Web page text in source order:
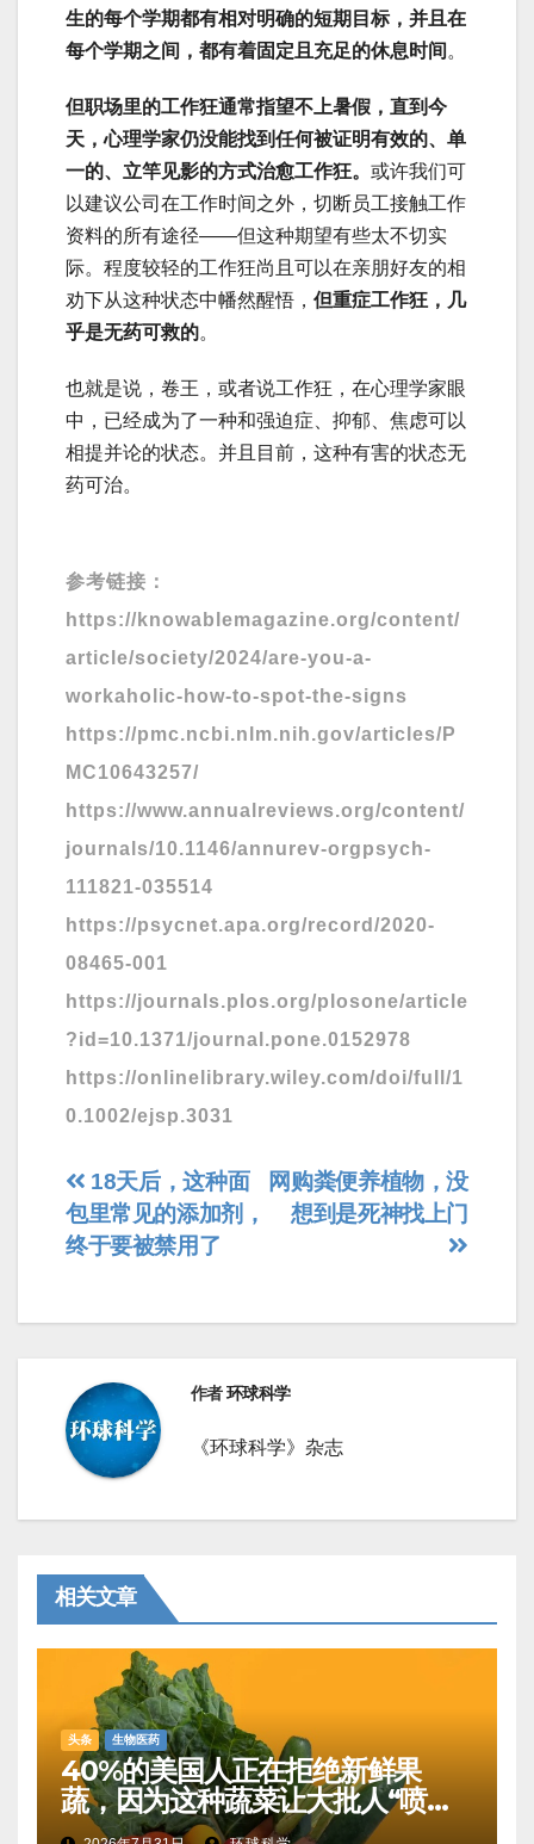
生的每个学期都有相对明确的短期目标，并且在
每个学期之间，都有着固定且充足的休息时间 。
但职场里的工作狂通常指望不上暑假，直到今
天，心理学家仍没能找到任何被证明有效的、单
一的、立竿见影的方式治愈工作狂。 或许我们可
以建议公司在工作时间之外，切断员工接触工作
资料的所有途径——但这种期望有些太不切实
际。程度较轻的工作狂尚且可以在亲朋好友的相
劝下从这种状态中幡然醒悟， 但重症工作狂，几
乎是无药可救的。
也就是说，卷王，或者说工作狂，在心理学家眼
中，已经成为了一种和强迫症、抑郁、焦虑可以
相提并论的状态。并且目前，这种有害的状态无
药可治。
参考链接：
https://knowablemagazine.org/content/
article/society/2024/are-you-a-
workaholic-how-to-spot-the-signs
https://pmc.ncbi.nlm.nih.gov/articles/P
MC10643257/
https://www.annualreviews.org/content/
journals/10.1146/annurev-orgpsych-
111821-035514
https://psycnet.apa.org/record/2020-
08465-001
https://journals.plos.org/plosone/article
?id=10.1371/journal.pone.0152978
https://onlinelibrary.wiley.com/doi/full/1
0.1002/ejsp.3031
文
章
航
网购粪便养植物，没
想到是死神找上门
18天后，这种面
包里常见的添加剂，
终于要被禁用了
作者环球科学
《环球科学》杂志
相关文章
头条 生物医药
40%的美国人正在拒绝新鲜果
蔬，因为这种蔬菜让大批人“喷射
性腹泻”